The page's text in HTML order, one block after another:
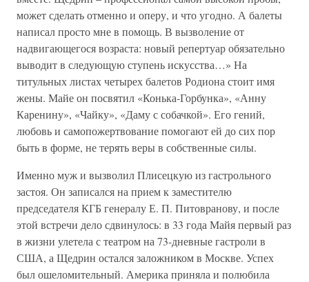
может сделать отменно и оперу, и что угодно. А балеты
написал просто мне в помощь. В вызволение от
надвигающегося возраста: новый репертуар обязательно
выводит в следующую ступень искусства…» На
титульных листах четырех балетов Родиона стоит имя
жены. Майе он посвятил «Конька-Горбунка», «Анну
Каренину», «Чайку», «Даму с собачкой». Его гений,
любовь и самопожертвование помогают ей до сих пор
быть в форме, не терять веры в собственные силы.
Именно муж и вызволил Плисецкую из гастрольного
застоя. Он записался на прием к заместителю
председателя КГБ генералу Е. П. Питовранову, и после
этой встречи дело сдвинулось: в 33 года Майя первый раз
в жизни улетела с театром на 73-дневные гастроли в
США, а Щедрин остался заложником в Москве. Успех
был ошеломительный. Америка приняла и полюбила